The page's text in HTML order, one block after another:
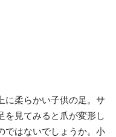
に柔らかい子供の足。サ
を見てみると爪が変形し
ではないでしょうか。小